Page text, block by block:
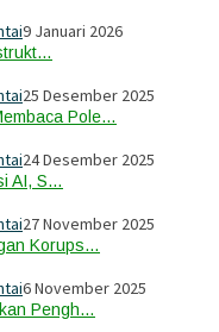
9 Januari 2026
25 Desember 2025
Pole…
24 Desember 2025
AI, S…
27 November 2025
Korups…
6 November 2025
Pengh…